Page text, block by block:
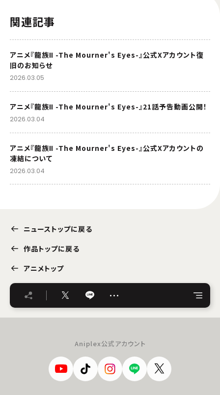
関連記事
アニメ『龍族Ⅱ -The Mourner's Eyes-』公式Xアカウント復
旧のお知らせ
2026.03.05
アニメ『龍族Ⅱ -The Mourner's Eyes-』21話予告動画公開！
2026.03.04
アニメ『龍族Ⅱ -The Mourner's Eyes-』公式Xアカウントの
凍結について
2026.03.04
ニューストップに戻る
作品トップに戻る
アニメトップ
…
Aniplex公式アカウント